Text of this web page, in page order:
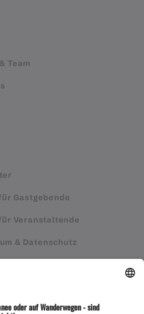
Team
Gastgebende
Veranstaltende
& Datenschutz